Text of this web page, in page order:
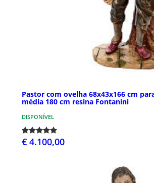
Pastor com ovelha 68x43x166 cm
média 180 cm resina Fontanini
DISPONÍVEL
€ 4.100,00